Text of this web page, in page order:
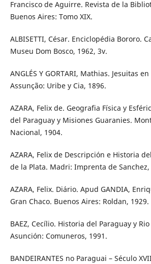
Francisco de Aguirre. Revista de la
Buenos Aires: Tomo XIX.
ALBISETTI, César. Enciclopédia Bororo.
Museu Dom Bosco, 1962, 3v.
ANGLÉS Y GORTARI, Mathias. Jesuitas
Assunção: Uribe y Cia, 1896.
AZARA, Felix de. Geografia Física y
del Paraguay y Misiones Guaranies.
Nacional, 1904.
AZARA, Felix de Descripción e Historia
de la Plata. Madri: Imprenta de Sanchez,
AZARA, Felix. Diário. Apud GANDIA,
Gran Chaco. Buenos Aires: Roldan, 1929.
BAEZ, Cecílio. Historia del Paraguay y
Asunción: Comuneros, 1991.
BANDEIRANTES no Paraguai – Século